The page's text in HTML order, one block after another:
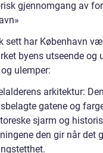
gjennomgang av
sett har København
byens utseende og
ulemper:
arkitektur:
gatene og
sjarm og
den gir når det